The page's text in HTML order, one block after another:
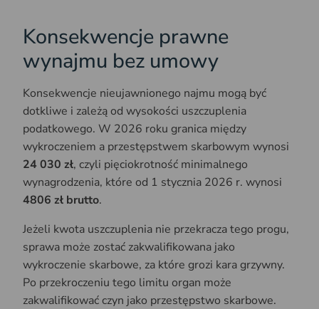
Konsekwencje prawne
wynajmu bez umowy
Konsekwencje nieujawnionego najmu mogą być
dotkliwe i zależą od wysokości uszczuplenia
podatkowego. W 2026 roku granica między
wykroczeniem a przestępstwem skarbowym wynosi
24 030 zł, czyli pięciokrotność minimalnego
wynagrodzenia, które od 1 stycznia 2026 r. wynosi
4806 zł brutto.
Jeżeli kwota uszczuplenia nie przekracza tego progu,
sprawa może zostać zakwalifikowana jako
wykroczenie skarbowe, za które grozi kara grzywny.
Po przekroczeniu tego limitu organ może
zakwalifikować czyn jako przestępstwo skarbowe.